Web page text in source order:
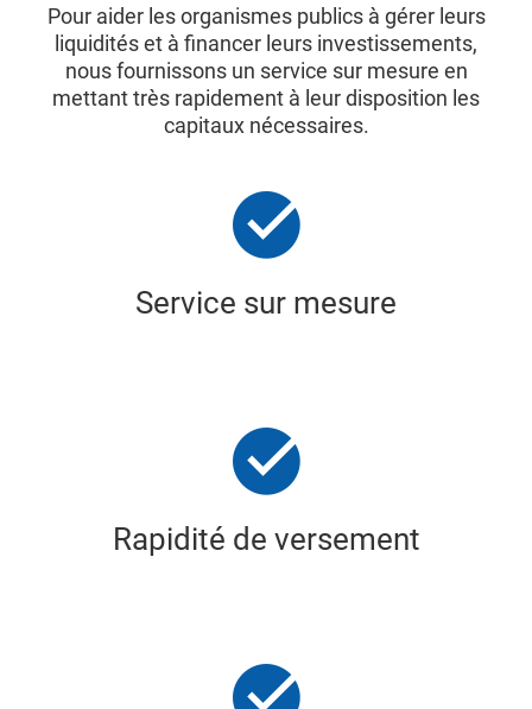
Pour aider les organismes publics à gérer leurs
liquidités et à financer leurs investissements,
nous fournissons un service sur mesure en
mettant très rapidement à leur disposition les
capitaux nécessaires.
Service sur mesure
Rapidité de versement